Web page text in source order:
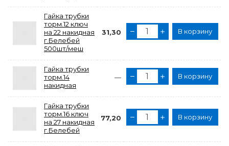
Гайка трубки
торм.12 ключ
на 22 накидная
г.Белебей
500шт/меш
31,30 В корзину
Гайка трубки
торм.14
накидная
— В корзину
Гайка трубки
торм.16 ключ
на 27 накидная
г.Белебей
77,20 В корзину